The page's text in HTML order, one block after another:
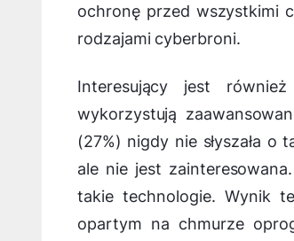
ochronę przed wszystkimi
rodzajami cyberbroni.
Interesujący jest
wykorzystują
(27%) nigdy nie słyszała o
ale nie jest
takie technologie. Wynik
opartym na chmurze